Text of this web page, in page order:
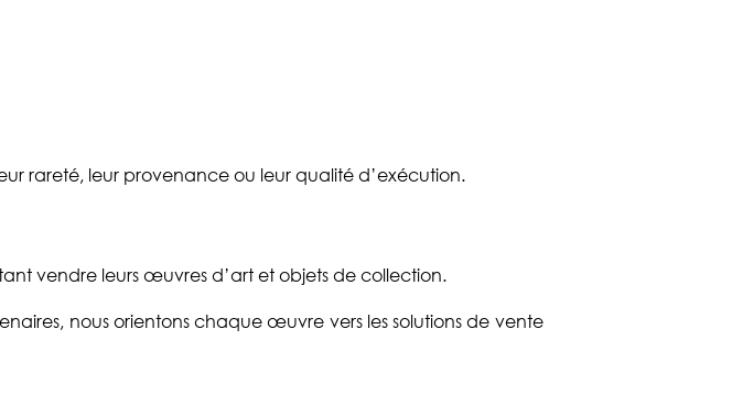
rareté, leur provenance ou leur qualité d’exécution.
vendre leurs œuvres d’art et objets de collection.
nous orientons chaque œuvre vers les solutions de vente